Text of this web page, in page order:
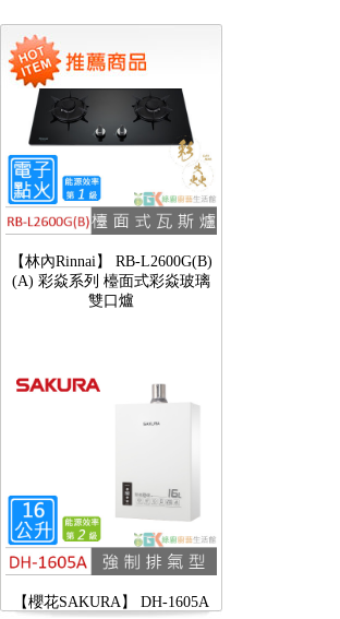
【林內Rinnai】 RB-L2600G(B)
(A) 彩焱系列 檯面式彩焱玻璃
雙口爐
【櫻花SAKURA】 DH-1605A
16公升/分 數位恆溫 LCD溫度設